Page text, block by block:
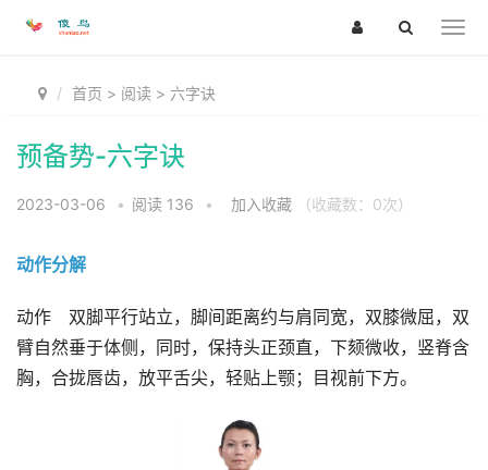
首页 > 阅读 > 六字诀
预备势-六字诀
2023-03-06 • 阅读 136 • 加入收藏 （收藏数： 0次）
动作分解
动作 双脚平行站立，脚间距离约与肩同宽，双膝微屈，双
臂自然垂于体侧，同时，保持头正颈直，下颏微收，竖脊含
胸，合拢唇齿，放平舌尖，轻贴上颚；目视前下方。